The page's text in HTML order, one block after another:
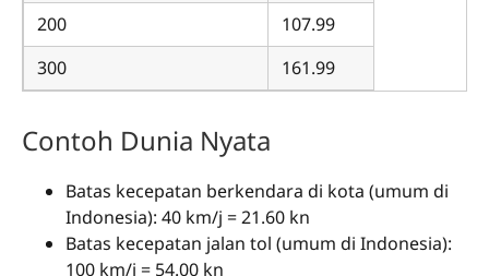
200
107.99
300
161.99
Contoh Dunia Nyata
Batas kecepatan berkendara di kota (umum di
Indonesia): 40 km/j = 21.60 kn
Batas kecepatan jalan tol (umum di Indonesia):
100 km/j = 54.00 kn